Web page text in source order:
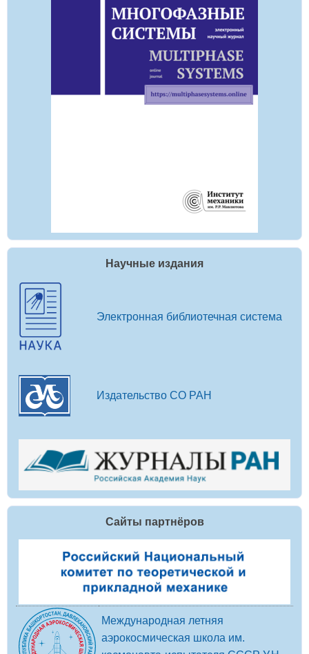
Научные издания
Электронная библиотечная система
Издательство СО РАН
Сайты партнёров
Международная летняя
аэрокосмическая школа им.